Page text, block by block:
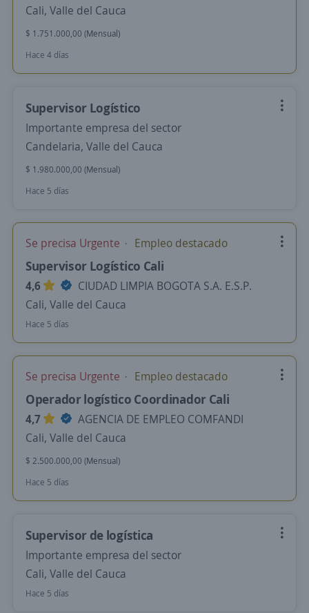
Cali, Valle del Cauca
$ 1.751.000,00 (Mensual)
Hace 4 días
Supervisor Logístico
Importante empresa del sector
Candelaria, Valle del Cauca
$ 1.980.000,00 (Mensual)
Hace 5 días
Se precisa Urgente Empleo destacado
Supervisor Logístico Cali
4,6
CIUDAD LIMPIA BOGOTA S.A. E.S.P.
Cali, Valle del Cauca
Hace 5 días
Se precisa Urgente Empleo destacado
Operador logístico Coordinador Cali
4,7
AGENCIA DE EMPLEO COMFANDI
Cali, Valle del Cauca
$ 2.500.000,00 (Mensual)
Hace 5 días
Supervisor de logística
Importante empresa del sector
Cali, Valle del Cauca
Hace 5 días